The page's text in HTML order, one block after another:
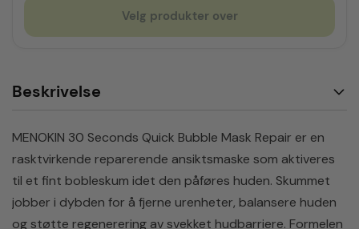
Velg produkter over
Beskrivelse
MENOKIN 30 Seconds Quick Bubble Mask Repair er en
rasktvirkende reparerende ansiktsmaske som aktiveres
til et fint bobleskum idet den påføres huden. Skummet
jobber i dybden for å fjerne urenheter, balansere huden
og støtte regenerering av svekket hudbarriere. Formelen